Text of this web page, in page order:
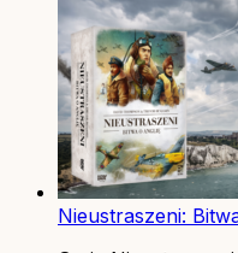
Nieustraszeni: